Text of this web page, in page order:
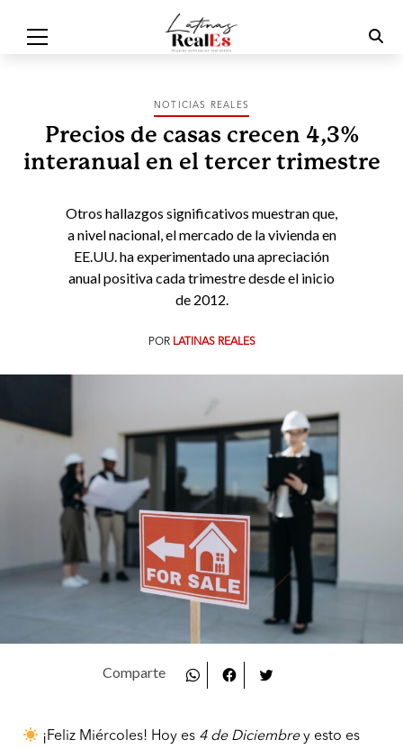
NOTICIAS REALES
Precios de casas crecen 4,3%
interanual en el tercer trimestre
Otros hallazgos significativos muestran que,
a nivel nacional, el mercado de la vivienda en
EE.UU. ha experimentado una apreciación
anual positiva cada trimestre desde el inicio
de 2012.
POR LATINAS REALES
¡Feliz Miércoles! Hoy es 4 de Diciembrey esto es